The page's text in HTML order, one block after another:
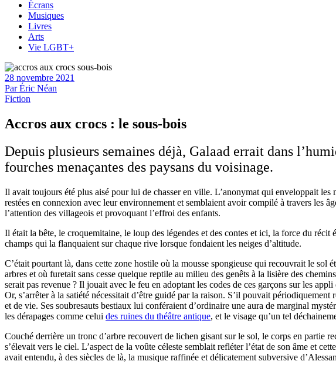
Écrans
Musiques
Livres
Arts
Vie LGBT+
28 novembre 2021
ParÉric Néan
Fiction
Accros aux crocs : le sous-bois
Depuis plusieurs semaines déjà, Galaad errait dans
fourches menaçantes des paysans du voisinage.
Il avait toujours été plus aisé pour lui de chasser en ville. L’anonymat qui enveloppait
restées en connexion avec leur environnement et semblaient avoir compilé à travers les
l’attention des villageois et provoquant l’effroi des enfants.
Il était la bête, le croquemitaine, le loup des légendes et des contes et ici, la force du
champs qui la flanquaient sur chaque rive lorsque fondaient les neiges d’altitude.
C’était pourtant là, dans cette zone hostile où la mousse spongieuse qui recouvrait le
arbres et où furetait sans cesse quelque reptile au milieu des genêts à la lisière des
serait pas revenue ? Il jouait avec le feu en adoptant les codes de ces garçons sur les
Or, s’arrêter à la satiété nécessitait d’être guidé par la raison. S’il pouvait
et de vie. Ses soubresauts bestiaux lui conféraient d’ordinaire une aura de marginal
les dérapages comme celui des ruines du théâtre antique, et le visage qu’un tel
Couché derrière un tronc d’arbre recouvert de lichen gisant sur le sol, le corps en partie
s’élevait vers le ciel. L’aspect de la voûte céleste semblait refléter l’état de son âme et
avait entendu, à des siècles de là, la musique raffinée et délicatement subversive